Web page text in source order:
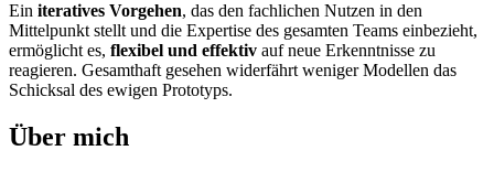
Ein iteratives Vorgehen, das den fachlichen Nutzen in den
Mittelpunkt stellt und die Expertise des gesamten Teams einbezieht,
ermöglicht es, flexibel und effektiv auf neue Erkenntnisse zu
reagieren. Gesamthaft gesehen widerfährt weniger Modellen das
Schicksal des ewigen Prototyps.
Über mich